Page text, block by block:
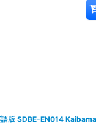
版 SDBE-EN014